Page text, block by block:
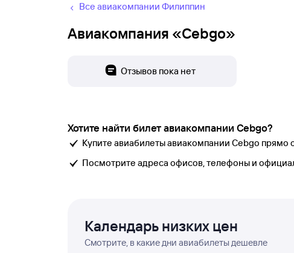
Все авиакомпании Филиппин
Авиакомпания «Cebgo»
Отзывов пока нет
Хотите найти билет авиакомпании Cebgo?
Купите авиабилеты авиакомпании Cebgo прямо
Посмотрите адреса офисов, телефоны и
Календарь низких цен
Смотрите, в какие дни авиабилеты дешевле